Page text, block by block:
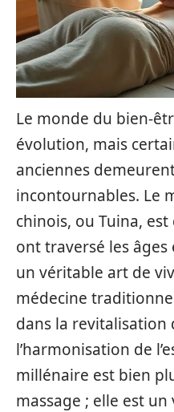
Le monde du bien-
évolution, mais
anciennes
incontournables. Le
chinois, ou Tuina,
ont traversé les âges
un véritable art de
médecine
dans la revitalisation
l’harmonisation de
millénaire est bien
massage ; elle est